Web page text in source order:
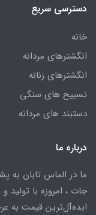
دسترسی سریع
خانه
انگشترهای مردانه
انگشترهای زنانه
تسبیح های سنگی
دستبند های مردانه
درباره ما
ما در الماس تابان به
جات ، امروزه با
ایده‌آل‌ترین قیمت به